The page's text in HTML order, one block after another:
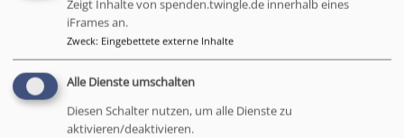
Zefanja 3,14-15
Christus ist gekommen und hat im Evangelium
Frieden verkündigt euch, die ihr fern wart, und
Frieden denen, die nahe waren.
Epheser 2,17
Zeigt Inhalte von spenden.twingle.de innerhalb eines
iFrames an.
Zweck: Eingebettete externe Inhalte
Alle Dienste umschalten
Diesen Schalter nutzen, um alle Dienste zu
aktivieren/deaktivieren.